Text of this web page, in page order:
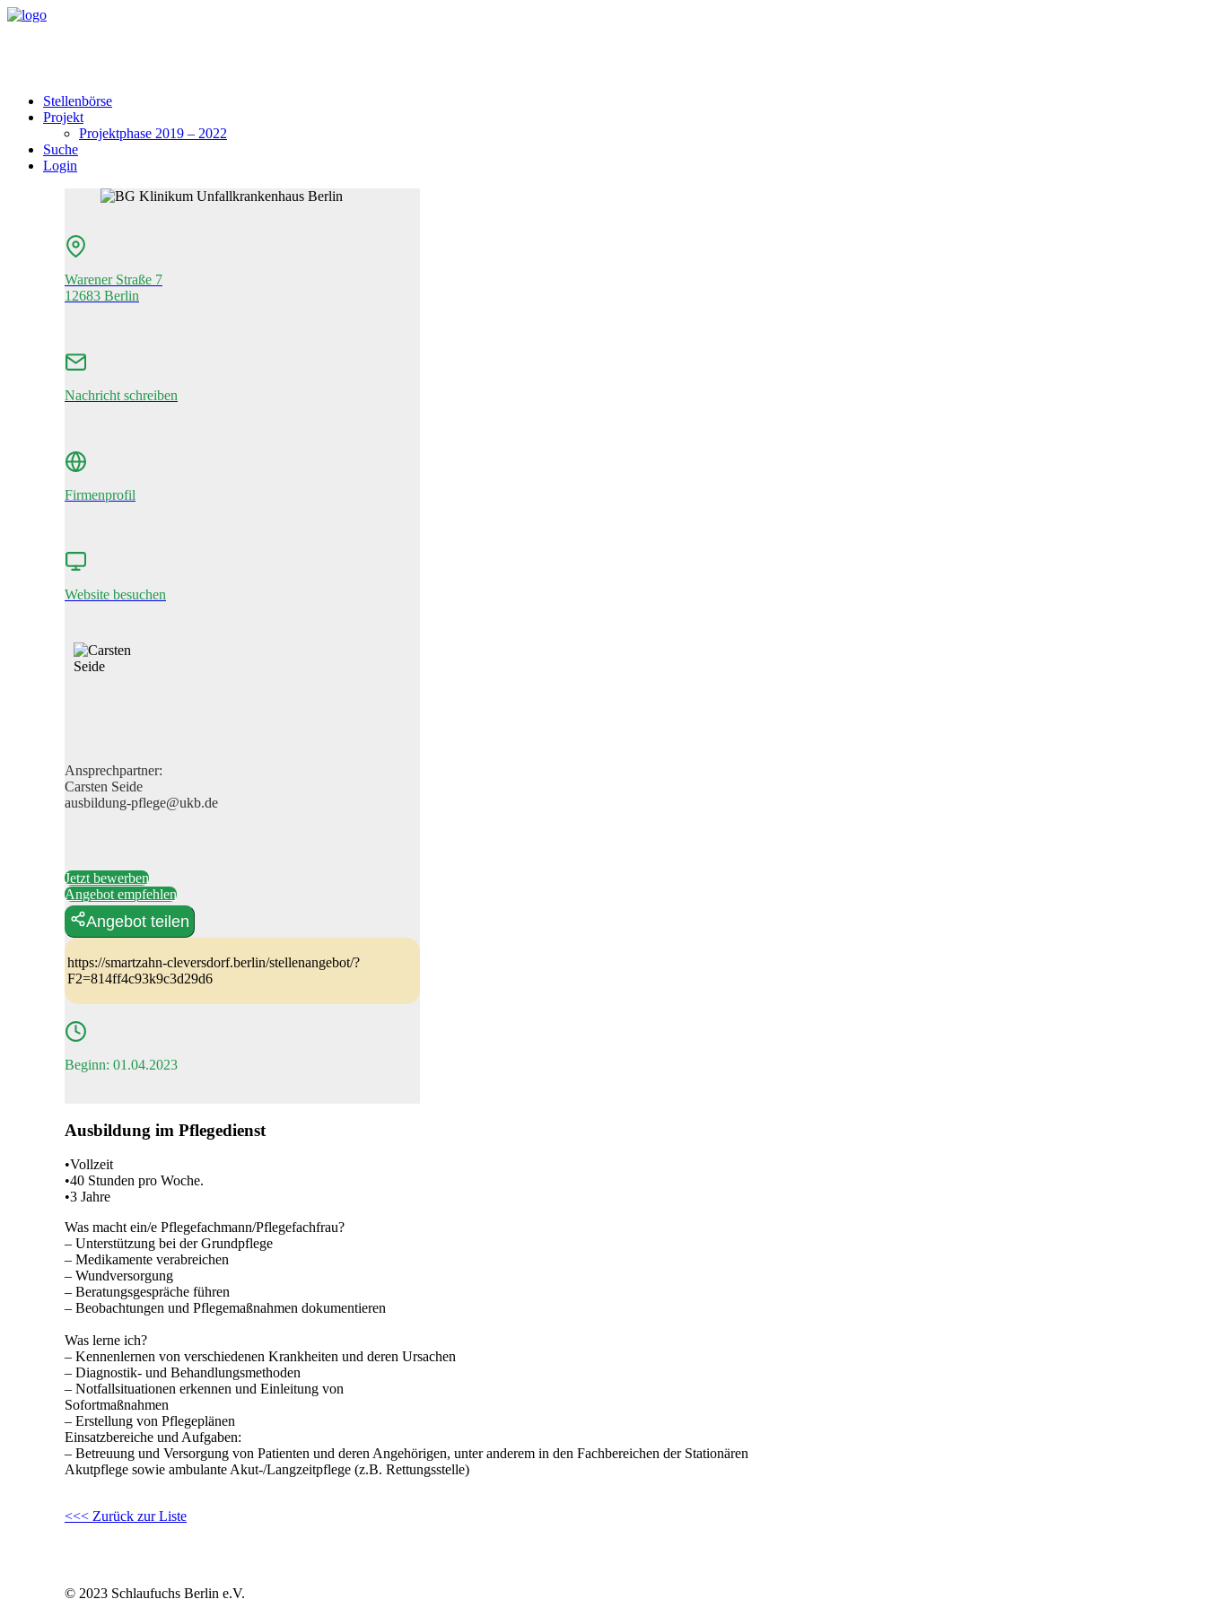
Stellenbörse
Projekt
Projektphase 2019 – 2022
Suche
Login
Warener Straße 7
12683 Berlin
Nachricht schreiben
Firmenprofil
Website besuchen
Ansprechpartner:
Carsten Seide
ausbildung-pflege@ukb.de
Jetzt bewerben
Angebot empfehlen
Angebot teilen
https://smartzahn-cleversdorf.berlin/stellenangebot/?
F2=814ff4c93k9c3d29d6
Beginn: 01.04.2023
Ausbildung im Pflegedienst
•Vollzeit
•40 Stunden pro Woche.
•3 Jahre
Was macht ein/e Pflegefachmann/Pflegefachfrau?
– Unterstützung bei der Grundpflege
– Medikamente verabreichen
– Wundversorgung
– Beratungsgespräche führen
– Beobachtungen und Pflegemaßnahmen dokumentieren
Was lerne ich?
– Kennenlernen von verschiedenen Krankheiten und deren Ursachen
– Diagnostik- und Behandlungsmethoden
– Notfallsituationen erkennen und Einleitung von
Sofortmaßnahmen
– Erstellung von Pflegeplänen
Einsatzbereiche und Aufgaben:
– Betreuung und Versorgung von Patienten und deren Angehörigen, unter anderem in den Fachbereichen der Stationären
Akutpflege sowie ambulante Akut-/Langzeitpflege (z.B. Rettungsstelle)
<<< Zurück zur Liste
© 2023 Schlaufuchs Berlin e.V.